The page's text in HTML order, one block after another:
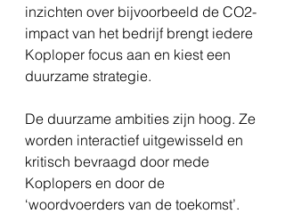
inzichten over bijvoorbeeld de CO2-
impact van het bedrijf brengt iedere
Koploper focus aan en kiest een
duurzame strategie.
De duurzame ambities zijn hoog. Ze
worden interactief uitgewisseld en
kritisch bevraagd door mede
Koplopers en door de
‘woordvoerders van de toekomst’.